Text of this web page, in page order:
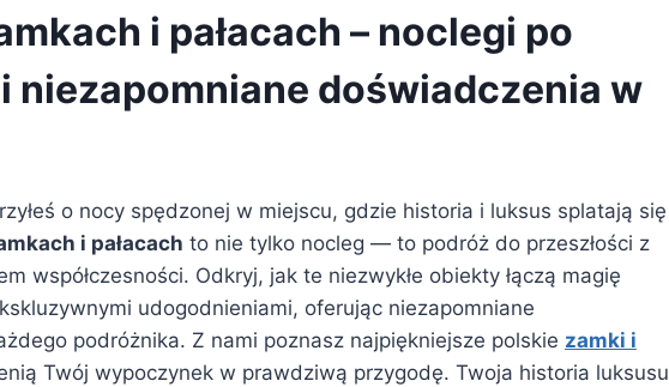
i pałacach – noclegi po
niezapomniane doświadczenia w
o nocy spędzonej w miejscu, gdzie historia i luksus splatają się
i pałacach to nie tylko nocleg — to podróż do przeszłości z
współczesności. Odkryj, jak te niezwykłe obiekty łączą magię
udogodnieniami, oferując niezapomniane
podróżnika. Z nami poznasz najpiękniejsze polskie zamki i
Twój wypoczynek w prawdziwą przygodę. Twoja historia luksusu